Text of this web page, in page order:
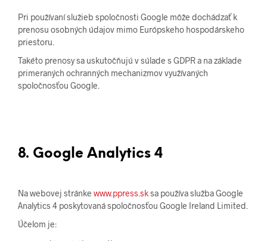
Pri používaní služieb spoločnosti Google môže dochádzať k
prenosu osobných údajov mimo Európskeho hospodárskeho
priestoru.
Takéto prenosy sa uskutočňujú v súlade s GDPR a na základe
primeraných ochranných mechanizmov využívaných
spoločnosťou Google.
8. Google Analytics 4
Na webovej stránke www.ppress.sksa používa služba Google
Analytics 4 poskytovaná spoločnosťou Google Ireland Limited.
Účelom je: